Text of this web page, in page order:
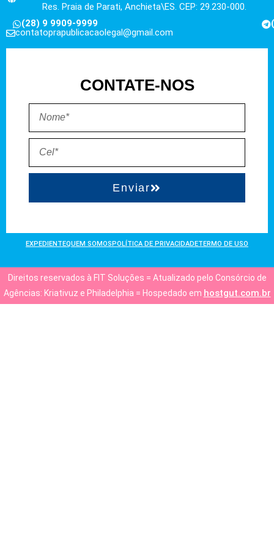
Res. Praia de Parati, Anchieta\ES. CEP: 29.230-000.
(28) 9 9909-9999
contatoprapublicacaolegal@gmail.com
CONTATE-NOS
Enviar
EXPEDIENTEQUEM SOMOSPOLÍTICA DE PRIVACIDADETERMO DE USO
Direitos reservados à FIT Soluções = Atualizado pelo Consórcio de
Agências: Kriativuz e Philadelphia = Hospedado em hostgut.com.br